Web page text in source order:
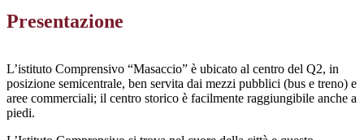
Presentazione
L’istituto Comprensivo “Masaccio” è ubicato al centro del Q2, in
posizione semicentrale, ben servita dai mezzi pubblici (bus e treno) e
aree commerciali; il centro storico è facilmente raggiungibile anche a
piedi.